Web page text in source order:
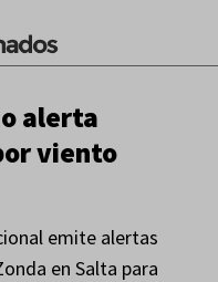
alerta
viento
emite alertas
en Salta para